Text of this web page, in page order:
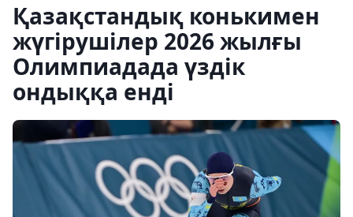
Қазақстандық конькимен
жүгірушілер 2026 жылғы
Олимпиадада үздік
ондыққа енді